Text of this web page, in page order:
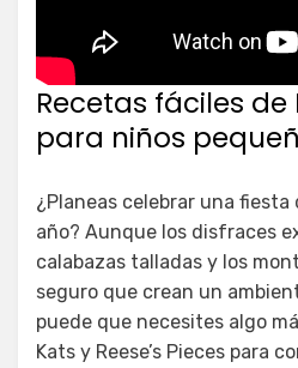
Recetas fáciles de
para niños
¿Planeas celebrar una fiesta
año? Aunque los disfraces
calabazas talladas y los
seguro que crean un
puede que necesites algo
Kats y Reese’s Pieces para